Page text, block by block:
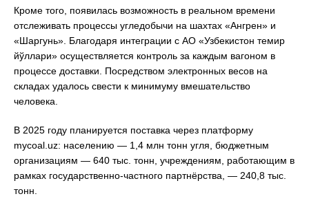
Кроме того, появилась возможность в реальном времени
отслеживать процессы угледобычи на шахтах «Ангрен» и
«Шаргунь». Благодаря интеграции с АО «Узбекистон темир
йўллари» осуществляется контроль за каждым вагоном в
процессе доставки. Посредством электронных весов на
складах удалось свести к минимуму вмешательство
человека.
В 2025 году планируется поставка через платформу
mycoal.uz: населению — 1,4 млн тонн угля, бюджетным
организациям — 640 тыс. тонн, учреждениям, работающим в
рамках государственно-частного партнёрства, — 240,8 тыс.
тонн.